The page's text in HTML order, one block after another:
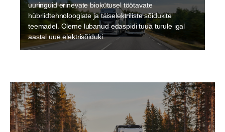
uuringuid erinevate biokütusel töötavate
hübriidtehnoloogiate ja täiselektriliste sõidukite
teemadel. Oleme lubanud edaspidi tuua turule igal
aastal uue elektrisõiduki.